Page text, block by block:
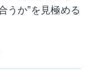
うか”を見極める